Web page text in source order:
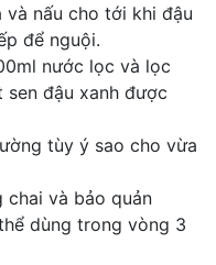
nấu cho tới khi đậu
để nguội.
nước lọc và lọc
sen đậu xanh được
tùy ý sao cho vừa
chai và bảo quản
dùng trong vòng 3